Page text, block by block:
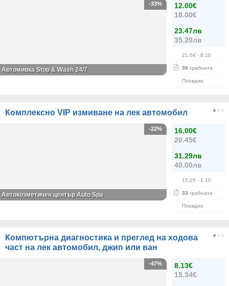
12.00€
18.00€
23.47лв
35.20лв
21.04 - 8.10
38 грабнати
Пловдив
-33%
Автомивка Stop & Wash 24/7
Комплексно VIP измиване на лек автомобил
16.00€
20.45€
31.29лв
40.00лв
15.05 - 1.10
33 грабнати
Пловдив
-22%
Автокозметичен център Auto Spa
Компютърна диагностика и преглед на ходова
част на лек автомобил, джип или ван
8.13€
15.34€
-47%